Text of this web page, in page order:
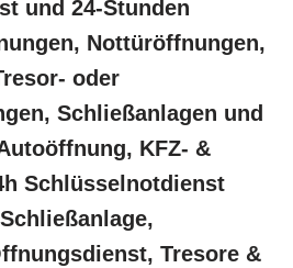
und 24-Stunden
Nottüröffnungen,
oder
Schließanlagen und
KFZ- &
Schlüsselnotdienst
Tresore &